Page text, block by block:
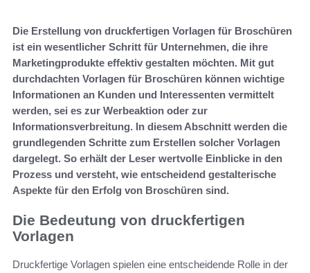
Die Erstellung von druckfertigen Vorlagen für Broschüren
ist ein wesentlicher Schritt für Unternehmen, die ihre
Marketingprodukte effektiv gestalten möchten. Mit gut
durchdachten Vorlagen für Broschüren können wichtige
Informationen an Kunden und Interessenten vermittelt
werden, sei es zur Werbeaktion oder zur
Informationsverbreitung. In diesem Abschnitt werden die
grundlegenden Schritte zum Erstellen solcher Vorlagen
dargelegt. So erhält der Leser wertvolle Einblicke in den
Prozess und versteht, wie entscheidend gestalterische
Aspekte für den Erfolg von Broschüren sind.
Die Bedeutung von druckfertigen
Vorlagen
Druckfertige Vorlagen spielen eine entscheidende Rolle in der